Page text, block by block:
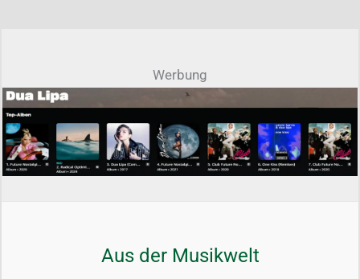
Werbung
Aus der Musikwelt